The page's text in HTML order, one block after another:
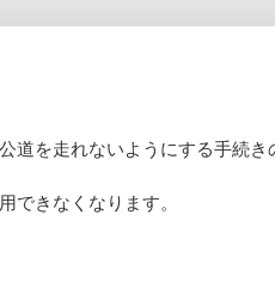
を走れないようにする手続き
できなくなります。